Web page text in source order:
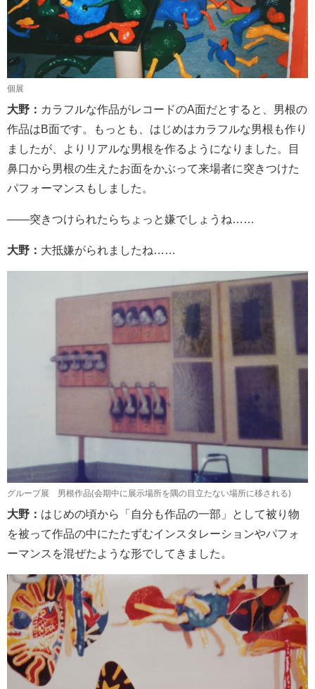
個展
大野： カラフルな作品がレコードのA面だとすると、男根の
作品はB面です。もっとも、はじめはカラフルな男根も作り
ましたが、よりリアルな男根を作るようになりました。目
鼻口から男根の生えたお面をかぶって来場者に突きつけた
パフォーマンスもしました。
――突きつけられたらちょっと嫌でしょうね……
大野： 大抵嫌がられましたね……
グループ展 男根作品(会期中に展示場所を隅の目立たない場所に移される)
大野： はじめの頃から「自分も作品の一部」として被り物
を被って作品の中にたたずむインスタレーションやパフォ
ーマンスを混ぜたような形でしてきました。